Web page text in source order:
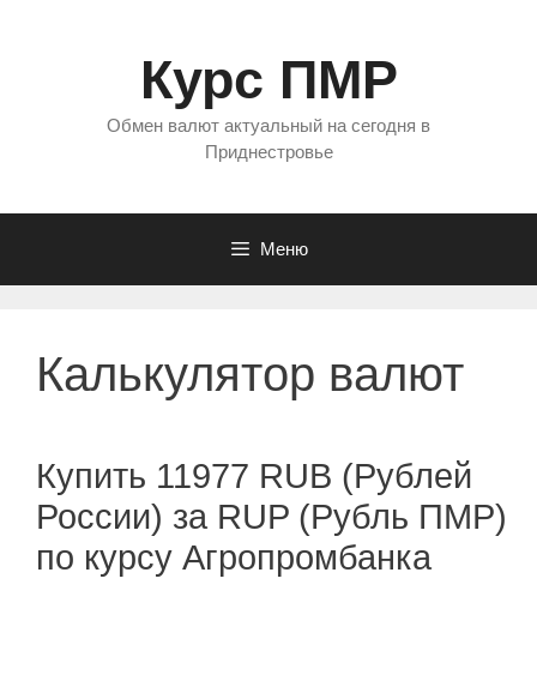
Курс ПМР
Обмен валют актуальный на сегодня в
Приднестровье
Меню
Калькулятор валют
Купить 11977 RUB (Рублей
России) за RUP (Рубль ПМР)
по курсу Агропромбанка